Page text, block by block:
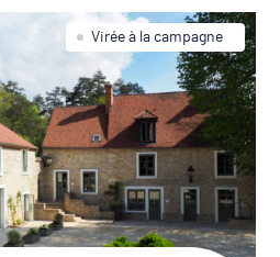
Virée à la campagne